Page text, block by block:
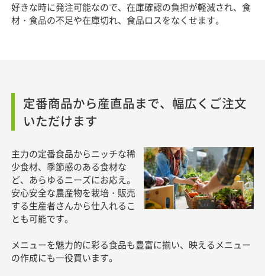
好きな時に発注可能なので、在庫確認の負担が軽減され、食
材・食品の不足や在庫切れ、食品ロスをなくせます。
定番商品から産直品まで、幅広くご注文
いただけます
主力の定番食品からニッチな稀
少食材、季節感のある食材な
ど、あらゆるニーズにお応え。
安心安全な農産物を栽培・販売
する生産者さんから仕入れるこ
とも可能です。
メニューを魅力的に彩る食品も豊富に揃い、映えるメニュー
の作成にも一役買います。